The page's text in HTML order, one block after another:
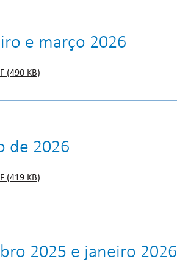
e março 2026
(490 KB)
de 2026
(419 KB)
2025 e janeiro 2026